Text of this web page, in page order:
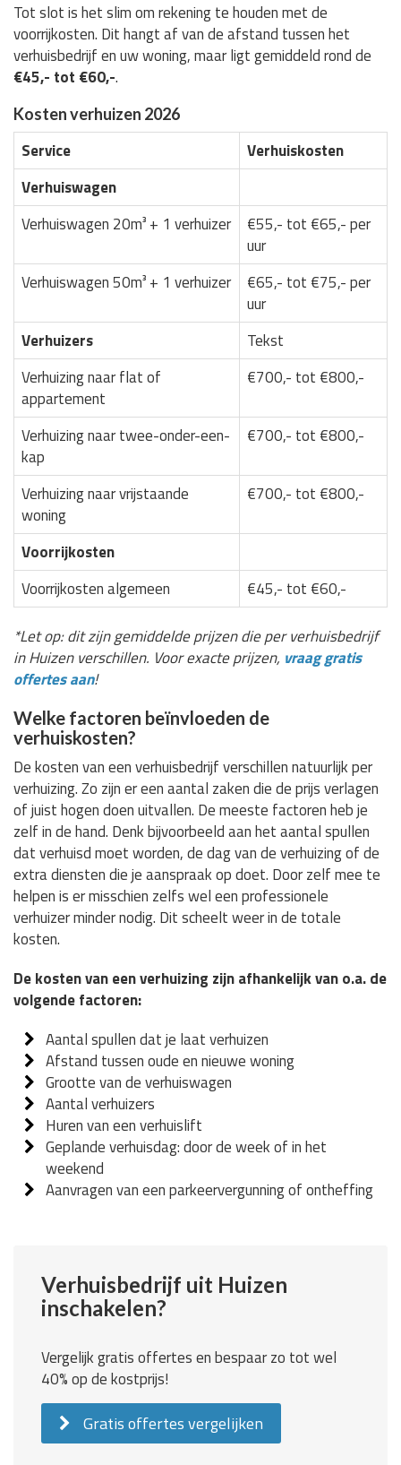
Tot slot is het slim om rekening te houden met de
voorrijkosten. Dit hangt af van de afstand tussen het
verhuisbedrijf en uw woning, maar ligt gemiddeld rond de
€45,- tot €60,-.
Kosten verhuizen 2026
Service
Verhuiskosten
Verhuiswagen
Verhuiswagen 20m³ + 1 verhuizer
€55,- tot €65,- per
uur
Verhuiswagen 50m³ + 1 verhuizer
€65,- tot €75,- per
uur
Verhuizers
Tekst
Verhuizing naar flat of
appartement
€700,- tot €800,-
Verhuizing naar twee-onder-een-
kap
€700,- tot €800,-
Verhuizing naar vrijstaande
woning
€700,- tot €800,-
Voorrijkosten
Voorrijkosten algemeen
€45,- tot €60,-
*Let op: dit zijn gemiddelde prijzen die per verhuisbedrijf
in Huizen verschillen. Voor exacte prijzen, vraag gratis
offertes aan!
Welke factoren beïnvloeden de
verhuiskosten?
De kosten van een verhuisbedrijf verschillen natuurlijk per
verhuizing. Zo zijn er een aantal zaken die de prijs verlagen
of juist hogen doen uitvallen. De meeste factoren heb je
zelf in de hand. Denk bijvoorbeeld aan het aantal spullen
dat verhuisd moet worden, de dag van de verhuizing of de
extra diensten die je aanspraak op doet. Door zelf mee te
helpen is er misschien zelfs wel een professionele
verhuizer minder nodig. Dit scheelt weer in de totale
kosten.
De kosten van een verhuizing zijn afhankelijk van o.a. de
volgende factoren:
Aantal spullen dat je laat verhuizen
Afstand tussen oude en nieuwe woning
Grootte van de verhuiswagen
Aantal verhuizers
Huren van een verhuislift
Geplande verhuisdag: door de week of in het
weekend
Aanvragen van een parkeervergunning of ontheffing
Verhuisbedrijf uit Huizen
inschakelen?
Vergelijk gratis offertes en bespaar zo tot wel
40% op de kostprijs!
Gratis offertes vergelijken